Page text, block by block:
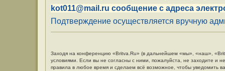
kot011@mail.ru сообщение с адреса
Подтверждение осуществляется вручную
Заходя на конференцию «Britva.Ru» (в дальнейшем «мы», «наш»,
условиями. Если вы не согласны с ними, пожалуйста, не заходите и
правила в любое время и сделаем всё возможное, чтобы уведомить